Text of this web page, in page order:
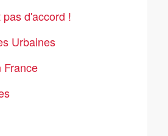
d'accord !
Urbaines
France